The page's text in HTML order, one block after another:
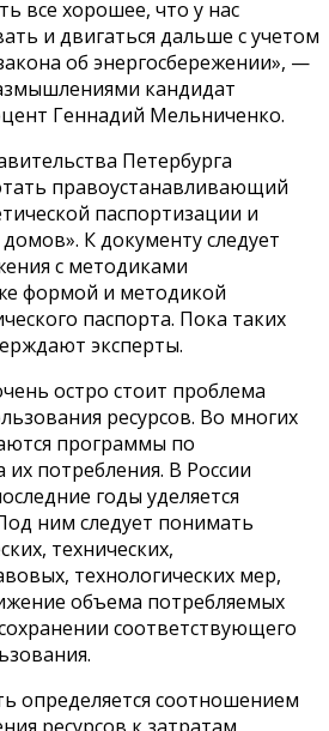
все хорошее, что у нас
и двигаться дальше с учетом
об энергосбережении», —
кандидат
Геннадий Мельниченко.
Петербурга
правоустанавливающий
паспортизации и
К документу следует
с методиками
формой и методикой
паспорта. Пока таких
эксперты.
остро стоит проблема
ресурсов. Во многих
программы по
потребления. В России
годы уделяется
ним следует понимать
технических,
технологических мер,
объема потребляемых
соответствующего
определяется соотношением